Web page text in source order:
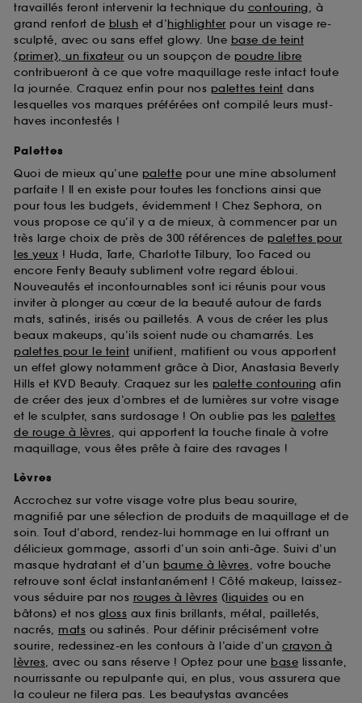
travaillés feront intervenir la technique du contouring, à
grand renfort de blush et d’highlighter pour un visage re-
sculpté, avec ou sans effet glowy. Une base de teint
(primer), un fixateur ou un soupçon de poudre libre
contribueront à ce que votre maquillage reste intact toute
la journée. Craquez enfin pour nos palettes teint dans
lesquelles vos marques préférées ont compilé leurs must-
haves incontestés !
Palettes
Quoi de mieux qu’une palette pour une mine absolument
parfaite ! Il en existe pour toutes les fonctions ainsi que
pour tous les budgets, évidemment ! Chez Sephora, on
vous propose ce qu’il y a de mieux, à commencer par un
très large choix de près de 300 références de palettes pour
les yeux ! Huda, Tarte, Charlotte Tilbury, Too Faced ou
encore Fenty Beauty subliment votre regard ébloui.
Nouveautés et incontournables sont ici réunis pour vous
inviter à plonger au cœur de la beauté autour de fards
mats, satinés, irisés ou pailletés. A vous de créer les plus
beaux makeups, qu’ils soient nude ou chamarrés. Les
palettes pour le teint unifient, matifient ou vous apportent
un effet glowy notamment grâce à Dior, Anastasia Beverly
Hills et KVD Beauty. Craquez sur les palette contouring afin
de créer des jeux d’ombres et de lumières sur votre visage
et le sculpter, sans surdosage ! On oublie pas les palettes
de rouge à lèvres, qui apportent la touche finale à votre
maquillage, vous êtes prête à faire des ravages !
Lèvres
Accrochez sur votre visage votre plus beau sourire,
magnifié par une sélection de produits de maquillage et de
soin. Tout d’abord, rendez-lui hommage en lui offrant un
délicieux gommage, assorti d’un soin anti-âge. Suivi d’un
masque hydratant et d’un baume à lèvres, votre bouche
retrouve sont éclat instantanément ! Côté makeup, laissez-
vous séduire par nos rouges à lèvres (liquides ou en
bâtons) et nos gloss aux finis brillants, métal, pailletés,
nacrés, mats ou satinés. Pour définir précisément votre
sourire, redessinez-en les contours à l’aide d’un crayon à
lèvres, avec ou sans réserve ! Optez pour une base lissante,
nourrissante ou repulpante qui, en plus, vous assurera que
la couleur ne filera pas. Les beautystas avancées